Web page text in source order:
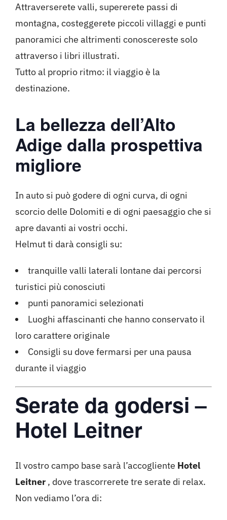
Attraverserete valli, supererete passi di
montagna, costeggerete piccoli villaggi e punti
panoramici che altrimenti conoscereste solo
attraverso i libri illustrati.
Tutto al proprio ritmo: il viaggio è la
destinazione.
La bellezza dell’Alto
Adige dalla prospettiva
migliore
In auto si può godere di ogni curva, di ogni
scorcio delle Dolomiti e di ogni paesaggio che si
apre davanti ai vostri occhi.
Helmut ti darà consigli su:
tranquille valli laterali lontane dai percorsi
turistici più conosciuti
punti panoramici selezionati
Luoghi affascinanti che hanno conservato il
loro carattere originale
Consigli su dove fermarsi per una pausa
durante il viaggio
Serate da godersi –
Hotel Leitner
Il vostro campo base sarà l’accogliente Hotel
Leitner , dove trascorrerete tre serate di relax.
Non vediamo l’ora di: